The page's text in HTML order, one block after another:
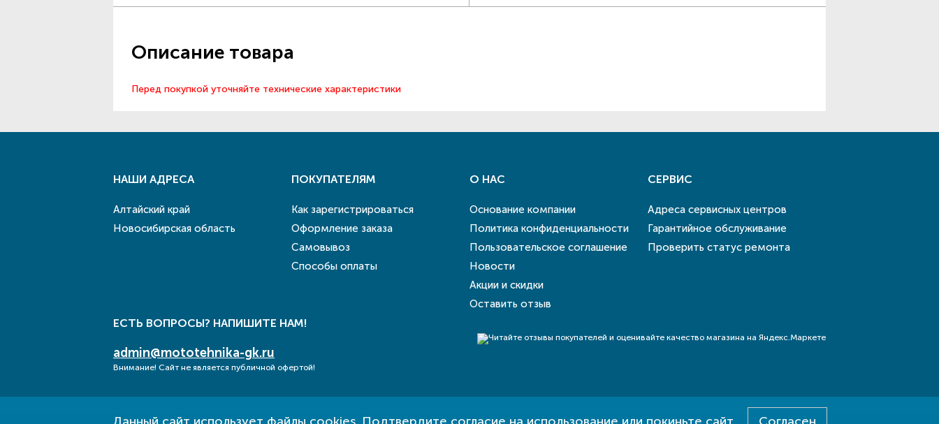
Описание товара
Перед покупкой уточняйте технические характеристики
НАШИ АДРЕСА
Алтайский край
Новосибирская область
ПОКУПАТЕЛЯМ
Как зарегистрироваться
Оформление заказа
Самовывоз
Способы оплаты
О НАС
Основание компании
Политика конфиденциальности
Пользовательское соглашение
Новости
Акции и скидки
Оставить отзыв
СЕРВИС
Адреса сервисных центров
Гарантийное обслуживание
Проверить статус ремонта
ЕСТЬ ВОПРОСЫ? НАПИШИТЕ НАМ!
admin@mototehnika-gk.ru
Внимание! Сайт не является публичной офертой!